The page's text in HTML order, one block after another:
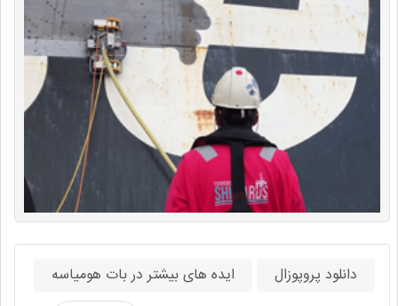
دانلود پروپوزال ایده های بیشتر در بات هومیاسه